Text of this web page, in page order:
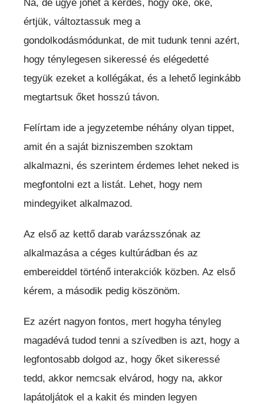
Na, de ugye jöhet a kérdés, hogy oké, oké,
értjük, változtassuk meg a
gondolkodásmódunkat, de mit tudunk tenni azért,
hogy ténylegesen sikeressé és elégedetté
tegyük ezeket a kollégákat, és a lehető leginkább
megtartsuk őket hosszú távon.
Felírtam ide a jegyzetembe néhány olyan tippet,
amit én a saját bizniszemben szoktam
alkalmazni, és szerintem érdemes lehet neked is
megfontolni ezt a listát. Lehet, hogy nem
mindegyiket alkalmazod.
Az első az kettő darab varázsszónak az
alkalmazása a céges kultúrádban és az
embereiddel történő interakciók közben. Az első
kérem, a második pedig köszönöm.
Ez azért nagyon fontos, mert hogyha tényleg
magadévá tudod tenni a szívedben is azt, hogy a
legfontosabb dolgod az, hogy őket sikeressé
tedd, akkor nemcsak elvárod, hogy na, akkor
lapátoljátok el a kakit és minden legyen